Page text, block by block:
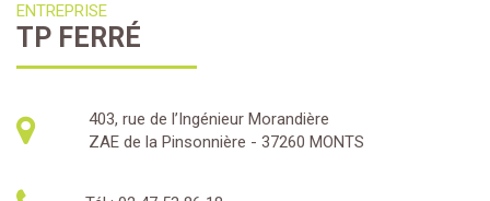
ENTREPRISE
TP FERRÉ
403, rue de l’Ingénieur Morandière
ZAE de la Pinsonnière - 37260 MONTS